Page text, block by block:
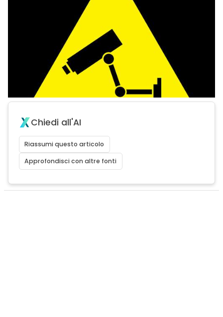
Chiedi all'AI
Riassumi questo articolo
Approfondisci con altre fonti